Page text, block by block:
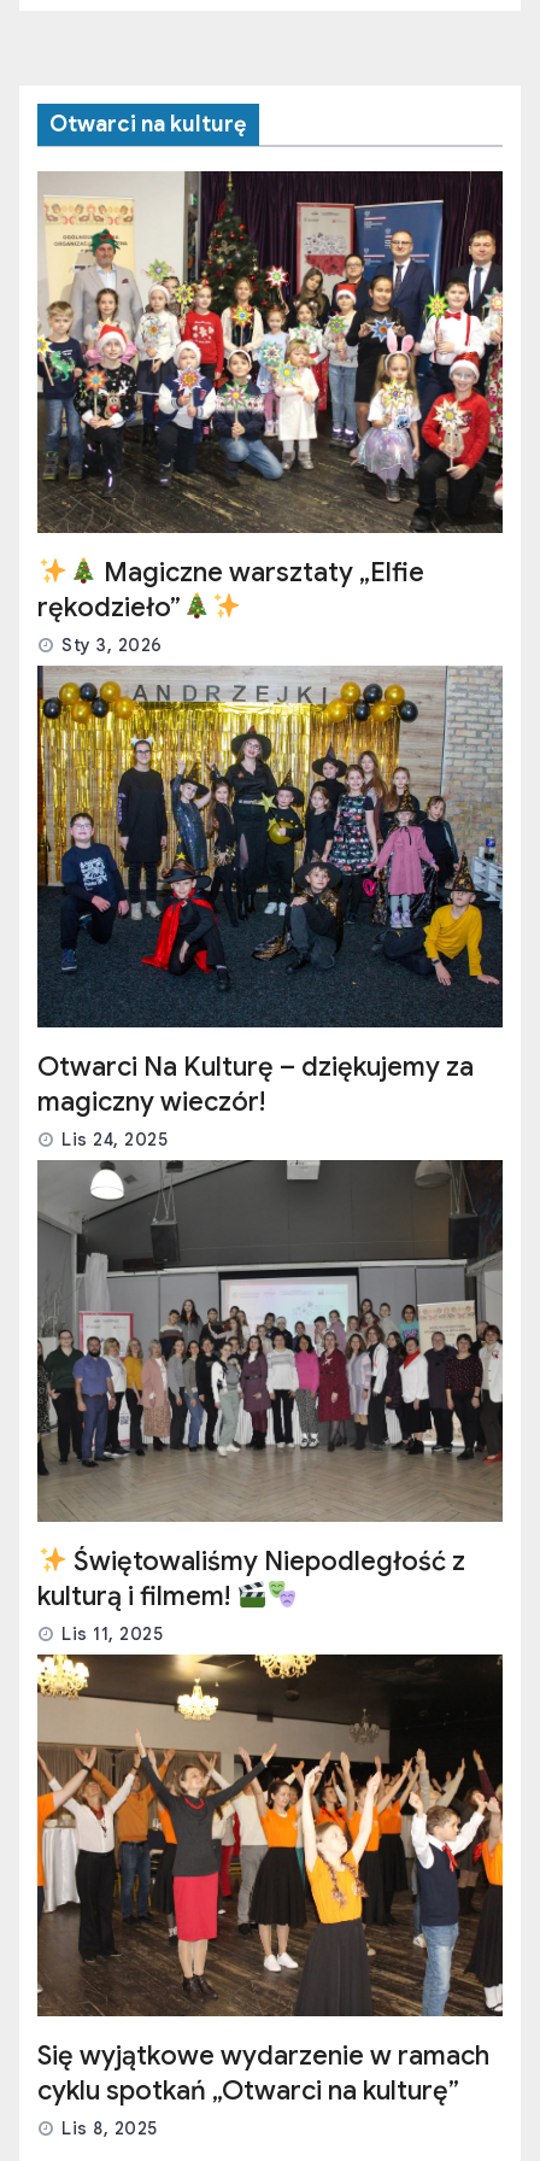
Otwarci na kulturę
Magiczne warsztaty „Elfie
rękodzieło”
Sty 3, 2026
Otwarci Na Kulturę – dziękujemy za
magiczny wieczór!
Lis 24, 2025
Świętowaliśmy Niepodległość z
kulturą i filmem!
Lis 11, 2025
Się wyjątkowe wydarzenie w ramach
cyklu spotkań „Otwarci na kulturę”
Lis 8, 2025